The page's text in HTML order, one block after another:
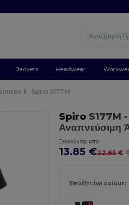
Jackets Headwear
Unisex Spiro S177M
SpiroS177M
Αναπνεύσιμη
Ξεκινώντας από
13.85 €22.65 €
Επιλέξτε ένα colour: